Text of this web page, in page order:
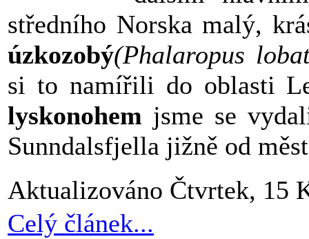
středního Norska malý,
úzkozobý(Phalaropus
si to namířili do oblasti
lyskonohem jsme se
Sunndalsfjella jižně od
Aktualizováno Čtvrtek, 15
Celý článek...